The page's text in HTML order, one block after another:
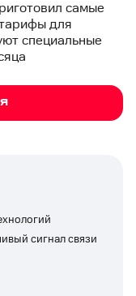
самые
для
специальные
сигнал связи